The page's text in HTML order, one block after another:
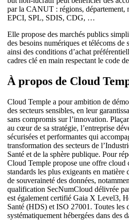
par la CANUT : régions, département,
EPCI, SPL, SDIS, CDG, …
Elle propose des marchés publics
des besoins numériques et télécoms de
ainsi des conditions d’achat
cadres clé en main respectant le code
À propos de Cloud
Cloud Temple a pour ambition de
des secteurs sensibles, en leur
sans compromis sur l’innovation.
au cœur de sa stratégie, l’entreprise
sécurisées et performantes qui
transformation des secteurs de
Santé et de la sphère publique. Pour
Cloud Temple propose une offre cloud
standards les plus exigeants en matière
de souveraineté des données,
qualification SecNumCloud délivrée
est également certifié Gaia X Level3,
Santé (HDS) et ISO 27001. Toutes les
systématiquement hébergées dans des